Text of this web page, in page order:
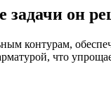
задачи он
контурам,
что